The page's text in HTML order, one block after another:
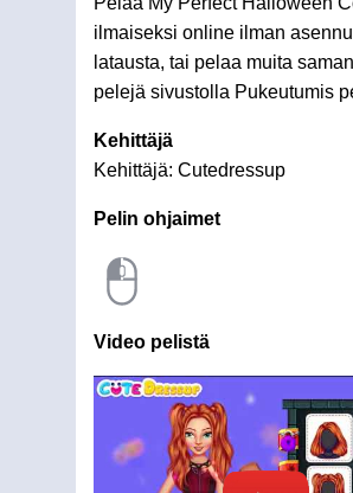
ilmaiseksi online ilman
latausta, tai pelaa muita
pelejä sivustolla Pukeutumis
Kehittäjä
Kehittäjä: Cutedressup
Pelin ohjaimet
Video pelistä